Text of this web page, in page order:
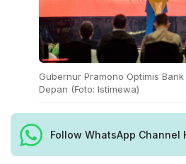
Gubernur Pramono Optimis
Depan (Foto: Istimewa)
Follow WhatsApp Channel